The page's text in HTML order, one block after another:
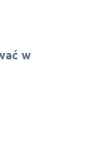
w